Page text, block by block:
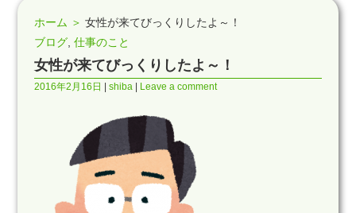
ホーム ＞ 女性が来てびっくりしたよ～！
ブログ, 仕事のこと
女性が来てびっくりしたよ～！
2016年2月16日 shiba Leave a comment